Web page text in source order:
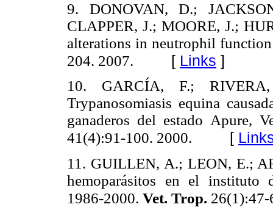
9. DONOVAN, D.;
CLAPPER, J.; MOORE, J.;
alterations in neutrophil
204. 2007.
[ Links ]
10. GARCÍA, F.;
Trypanosomiasis equina
ganaderos del estado Apure,
41(4):91-100. 2000.
[
11. GUILLEN, A.; LEON, E.;
hemoparásitos en el instituto
1986-2000. Vet. Trop.